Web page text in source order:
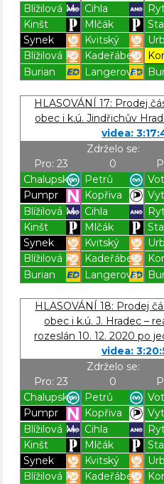
Blížilová M. Cihla
Kinšt
Mlčák
Synek
Kvitský
Blížilová P.
Kadeřábek
Burian
Langerová
HLASOVÁNÍ 17: Prodej
obec i k.ú. Jindřichův
videa:
Pro: 23
Zdrželo se:
0
Chalupský
Petrů
Pumpr
Kopřiva
Blížilová M. Cihla
Kinšt
Mlčák
Synek
Kvitský
Blížilová P.
Kadeřábek
Burian
Langerová
HLASOVÁNÍ 18: Prodej
obec i k.ú. J. Hradec –
rozeslán 10. 12. 2020 po
videa:
Pro: 23
Zdrželo se:
0
Chalupský
Petrů
Pumpr
Kopřiva
Blížilová M. Cihla
Kinšt
Mlčák
Synek
Kvitský
Blížilová P.
Kadeřábek